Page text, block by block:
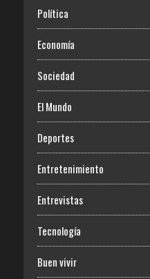
Política
Economía
Sociedad
El Mundo
Deportes
Entretenimiento
Entrevistas
Tecnología
Buen vivir